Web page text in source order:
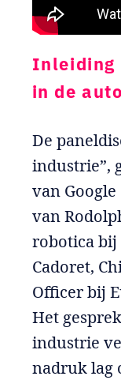
Inleiding
in de
De
industrie”,
van
van
robotica bij
Cadoret,
Officer bij
Het
industrie
nadruk lag